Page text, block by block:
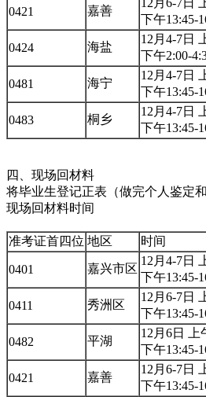
0421 嘉善
下午13:45-
0424 海盐
12月4-7日
下午2:00-
0481 海宁
12月4-7日
下午13:45-
0483 桐乡
12月4-7日
下午13:45-
四、现场回材料
将毕业生登记正表（做完个人鉴定
现场回材料时间
准考证首四位 地区 时间
0401 嘉兴市区
12月4-7日
下午13:45-
0411 秀洲区
12月6-7日
下午13:45-
0482 平湖
12月6日 上
下午13:45-
0421 嘉善
12月6-7日
下午13:45-